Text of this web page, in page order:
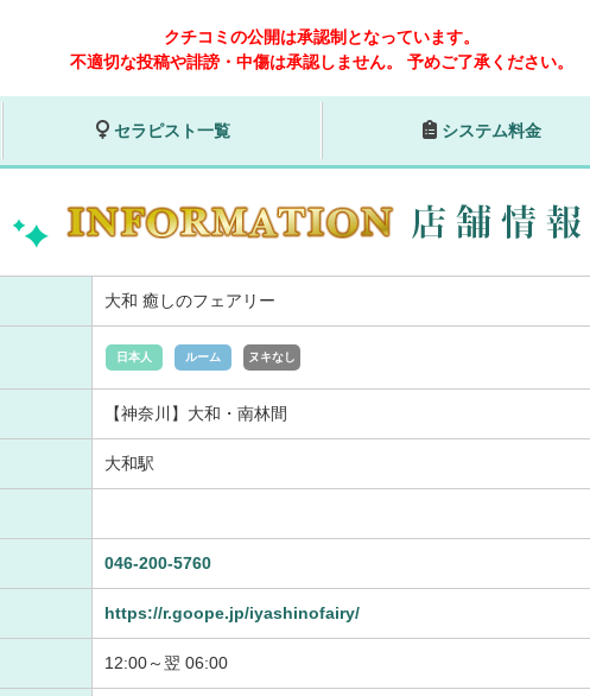
クチコミの公開は承認制となっています。
不適切な投稿や誹謗・中傷は承認しません。
予めご了承ください。
セラピスト一覧 システム料金
大和 癒しのフェアリー
日本人 ルーム ヌキなし
【神奈川】大和・南林間
大和駅
046-200-5760
https://r.goope.jp/iyashinofairy/
12:00～翌 06:00